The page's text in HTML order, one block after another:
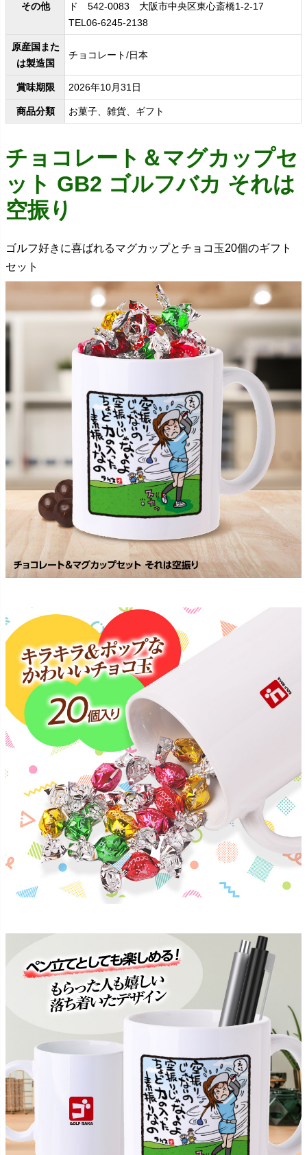
その他
ド 542-0083 大阪市中央区東心斎橋1-2-17
TEL06-6245-2138
原産国また
は製造国
チョコレート/日本
賞味期限 2026年10月31日
商品分類 お菓子、雑貨、ギフト
チョコレート＆マグカップセ
ット GB2 ゴルフバカ それは
空振り
ゴルフ好きに喜ばれるマグカップとチョコ玉20個のギフト
セット